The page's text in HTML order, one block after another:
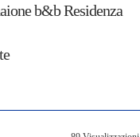
b&b Residenza